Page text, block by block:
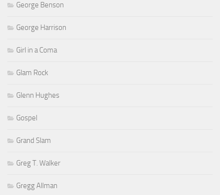
George Benson
George Harrison
Girl in a Coma
Glam Rock
Glenn Hughes
Gospel
Grand Slam
Greg T. Walker
Gregg Allman